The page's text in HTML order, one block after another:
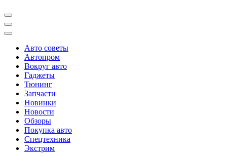
Авто советы
Автопром
Вокруг авто
Гаджеты
Тюнинг
Запчасти
Новинки
Новости
Обзоры
Покупка авто
Спецтехника
Экстрим